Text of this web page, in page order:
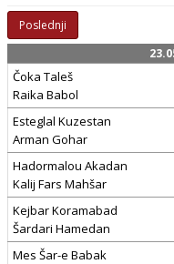
Poslednji
Čoka Taleš
Raika Babol
Esteglal Kuzestan
Arman Gohar
Hadormalou Akadan
Kalij Fars Mahšar
Kejbar Koramabad
Šardari Hamedan
Mes Šar-e Babak